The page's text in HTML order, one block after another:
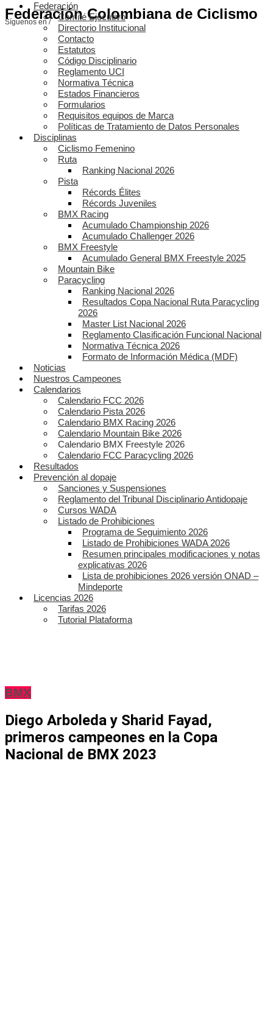
Federación Colombiana de Ciclismo
Síguenos en /
Federación
Comité Ejecutivo
Directorio Institucional
Contacto
Estatutos
Código Disciplinario
Reglamento UCI
Normativa Técnica
Estados Financieros
Formularios
Requisitos equipos de Marca
Políticas de Tratamiento de Datos Personales
Disciplinas
Ciclismo Femenino
Ruta
Ranking Nacional 2026
Pista
Récords Élites
Récords Juveniles
BMX Racing
Acumulado Championship 2026
Acumulado Challenger 2026
BMX Freestyle
Acumulado General BMX Freestyle 2025
Mountain Bike
Paracycling
Ranking Nacional 2026
Resultados Copa Nacional Ruta Paracycling
2026
Master List Nacional 2026
Reglamento Clasificación Funcional Nacional
Normativa Técnica 2026
Formato de Información Médica (MDF)
Noticias
Nuestros Campeones
Calendarios
Calendario FCC 2026
Calendario Pista 2026
Calendario BMX Racing 2026
Calendario Mountain Bike 2026
Calendario BMX Freestyle 2026
Calendario FCC Paracycling 2026
Resultados
Prevención al dopaje
Sanciones y Suspensiones
Reglamento del Tribunal Disciplinario Antidopaje
Cursos WADA
Listado de Prohibiciones
Programa de Seguimiento 2026
Listado de Prohibiciones WADA 2026
Resumen principales modificaciones y notas
explicativas 2026
Lista de prohibiciones 2026 versión ONAD –
Mindeporte
Licencias 2026
Tarifas 2026
Tutorial Plataforma
BMX
Diego Arboleda y Sharid Fayad,
primeros campeones en la Copa
Nacional de BMX 2023